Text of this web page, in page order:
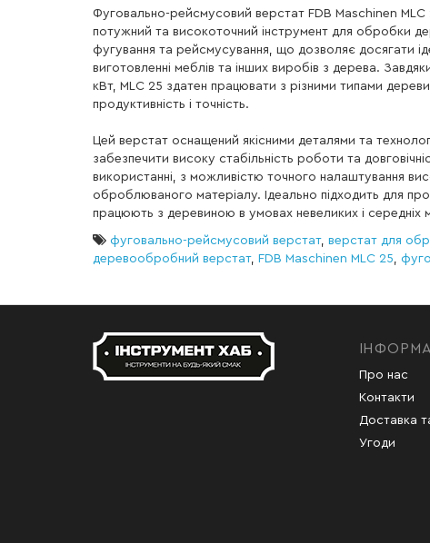
Фуговально-рейсмусовий верстат FDB Maschinen MLС
потужний та високоточний інструмент для обробки
фугування та рейсмусування, що дозволяє досягати
виготовленні меблів та інших виробів з дерева.
кВт, MLС 25 здатен працювати з різними типами
продуктивність і точність.
Цей верстат оснащений якісними деталями та
забезпечити високу стабільність роботи та
використанні, з можливістю точного налаштування
оброблюваного матеріалу. Ідеально підходить для
працюють з деревиною в умовах невеликих і середніх
фуговально-рейсмусовий верстат, верстат для
деревообробний верстат, FDB Maschinen MLС 25
Про нас
Контакти
Доставка
Угоди